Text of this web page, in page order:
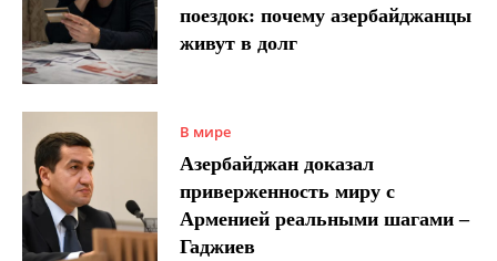
поездок: почему азербайджанцы
живут в долг
В мире
Азербайджан доказал
приверженность миру с
Арменией реальными шагами –
Гаджиев